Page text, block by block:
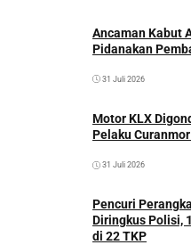
Ancaman Kabut
Pidanakan
31 Juli 2026
Motor KLX
Pelaku
31 Juli 2026
Pencuri
Diringkus Polisi,
di 22 TKP